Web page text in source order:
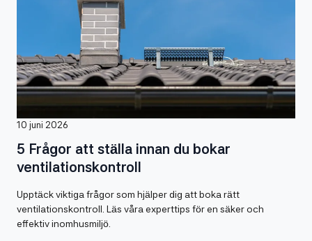
5 Frågor att ställa innan du bokar
ventilationskontroll
10 juni 2026
Upptäck viktiga frågor som hjälper dig att boka rätt
ventilationskontroll. Läs våra experttips för en säker och
effektiv inomhusmiljö.